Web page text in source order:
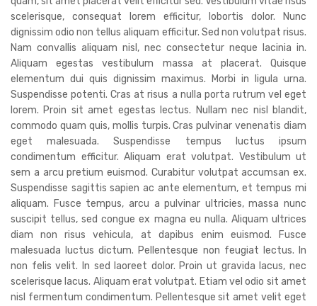
scelerisque, consequat lorem efficitur, lobortis dolor. Nunc
dignissim odio non tellus aliquam efficitur. Sed non volutpat risus.
Nam convallis aliquam nisl, nec consectetur neque lacinia in.
Aliquam egestas vestibulum massa at placerat. Quisque
elementum dui quis dignissim maximus. Morbi in ligula urna.
Suspendisse potenti. Cras at risus a nulla porta rutrum vel eget
lorem. Proin sit amet egestas lectus. Nullam nec nisl blandit,
commodo quam quis, mollis turpis. Cras pulvinar venenatis diam
eget malesuada. Suspendisse tempus luctus ipsum
condimentum efficitur. Aliquam erat volutpat. Vestibulum ut
sem a arcu pretium euismod. Curabitur volutpat accumsan ex.
Suspendisse sagittis sapien ac ante elementum, et tempus mi
aliquam. Fusce tempus, arcu a pulvinar ultricies, massa nunc
suscipit tellus, sed congue ex magna eu nulla. Aliquam ultrices
diam non risus vehicula, at dapibus enim euismod. Fusce
malesuada luctus dictum. Pellentesque non feugiat lectus. In
non felis velit. In sed laoreet dolor. Proin ut gravida lacus, nec
scelerisque lacus. Aliquam erat volutpat. Etiam vel odio sit amet
nisl fermentum condimentum. Pellentesque sit amet velit eget